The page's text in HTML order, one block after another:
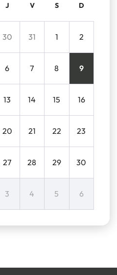
J V S D
30 31 1 2
6 7 8 9
13 14 15 16
20 21 22 23
27 28 29 30
3 4 5 6